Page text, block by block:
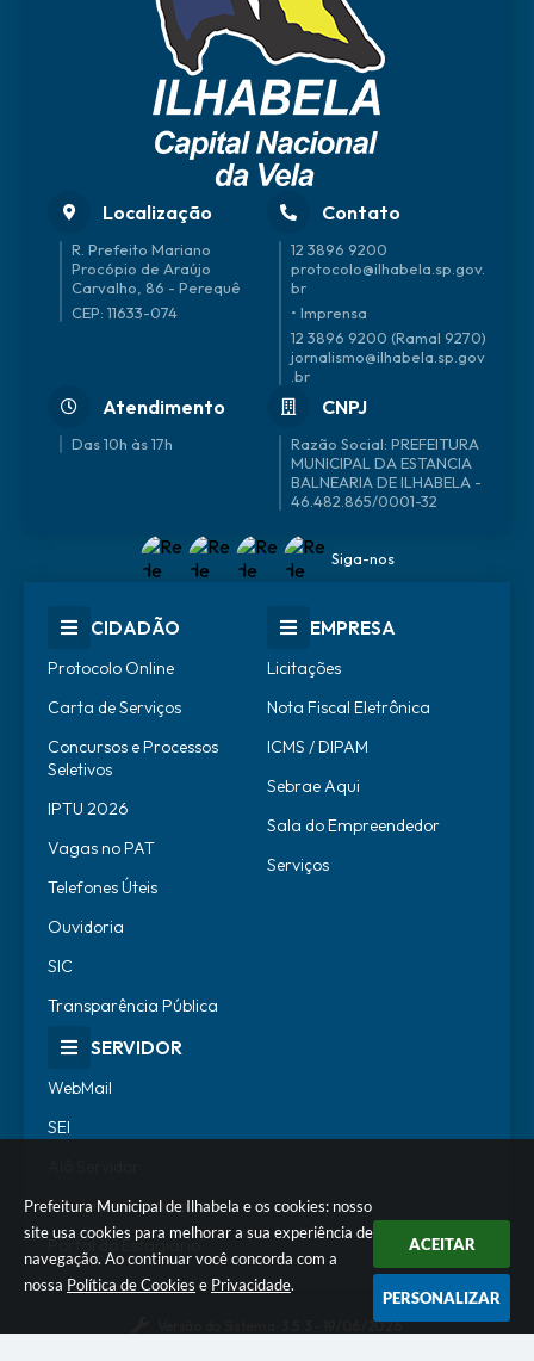
Prefeitura Municipal de Ilhabela e os cookies: nosso
site usa cookies para melhorar a sua experiência de
navegação. Ao continuar você concorda com a
nossa Política de Cookies e Privacidade.
ACEITAR
PERSONALIZAR
Localização
R. Prefeito Mariano
Procópio de Araújo
Carvalho, 86 - Perequê
CEP: 11633-074
Contato
12 3896 9200
protocolo@ilhabela.sp.gov.
br
• Imprensa
12 3896 9200 (Ramal 9270)
jornalismo@ilhabela.sp.gov
.br
Atendimento
Das 10h às 17h
CNPJ
46.482.865/0001-32
Siga-nos
CIDADÃO
Protocolo Online
Carta de Serviços
Concursos e Processos
Seletivos
IPTU 2026
Vagas no PAT
Telefones Úteis
Ouvidoria
SIC
Transparência Pública
EMPRESA
Licitações
Nota Fiscal Eletrônica
ICMS / DIPAM
Sebrae Aqui
Sala do Empreendedor
Serviços
SERVIDOR
WebMail
SEI
Escola de Governo
Portal do Estagiário
3.5.3 - 19/06/2026